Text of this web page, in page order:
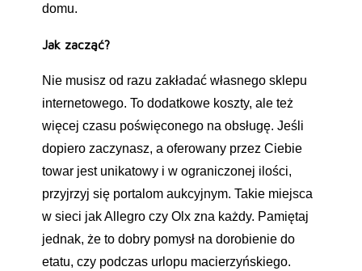
domu.
Jak zacząć?
Nie musisz od razu zakładać własnego sklepu
internetowego. To dodatkowe koszty, ale też
więcej czasu poświęconego na obsługę. Jeśli
dopiero zaczynasz, a oferowany przez Ciebie
towar jest unikatowy i w ograniczonej ilości,
przyjrzyj się portalom aukcyjnym. Takie miejsca
w sieci jak Allegro czy Olx zna każdy. Pamiętaj
jednak, że to dobry pomysł na dorobienie do
etatu, czy podczas urlopu macierzyńskiego.